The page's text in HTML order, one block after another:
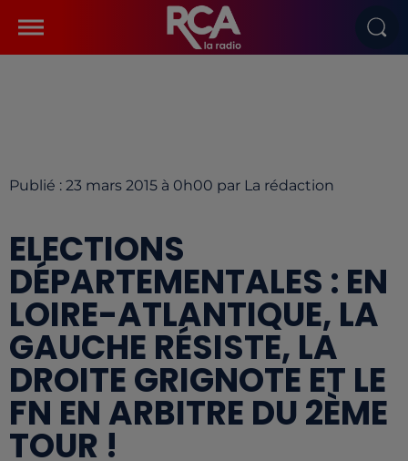
Publié : 23 mars 2015 à 0h00 par La rédaction
ELECTIONS
DÉPARTEMENTALES : EN
LOIRE-ATLANTIQUE, LA
GAUCHE RÉSISTE, LA
DROITE GRIGNOTE ET LE
FN EN ARBITRE DU 2ÈME
TOUR !